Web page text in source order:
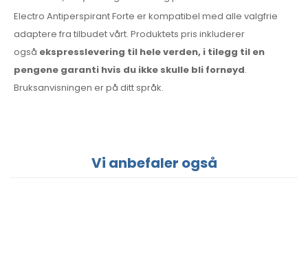
Electro Antiperspirant Forte er kompatibel med alle valgfrie
adaptere fra tilbudet vårt. Produktets pris inkluderer
også ekspresslevering til hele verden, i tilegg til en
pengene garanti hvis du ikke skulle bli fornøyd.
Bruksanvisningen er på ditt språk.
Vi anbefaler også